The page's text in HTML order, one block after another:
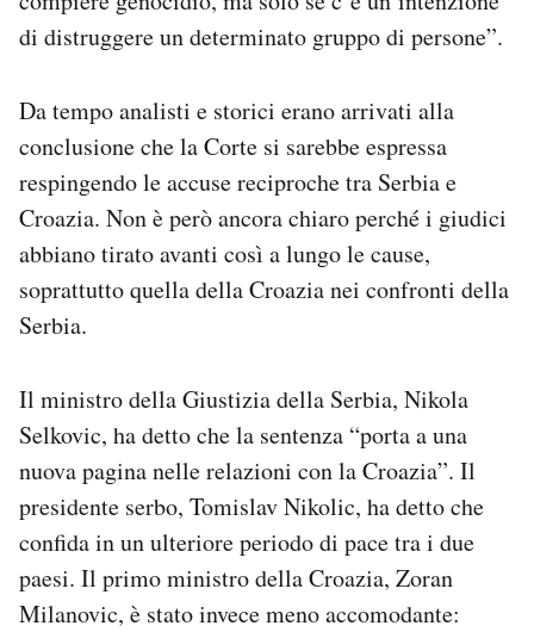
di distruggere un determinato gruppo di persone”.
Da tempo analisti e storici erano arrivati alla
conclusione che la Corte si sarebbe espressa
respingendo le accuse reciproche tra Serbia e
Croazia. Non è però ancora chiaro perché i giudici
abbiano tirato avanti così a lungo le cause,
soprattutto quella della Croazia nei confronti della
Serbia.
Il ministro della Giustizia della Serbia, Nikola
Selkovic, ha detto che la sentenza “porta a una
nuova pagina nelle relazioni con la Croazia”. Il
presidente serbo, Tomislav Nikolic, ha detto che
confida in un ulteriore periodo di pace tra i due
paesi. Il primo ministro della Croazia, Zoran
Milanovic, è stato invece meno accomodante: